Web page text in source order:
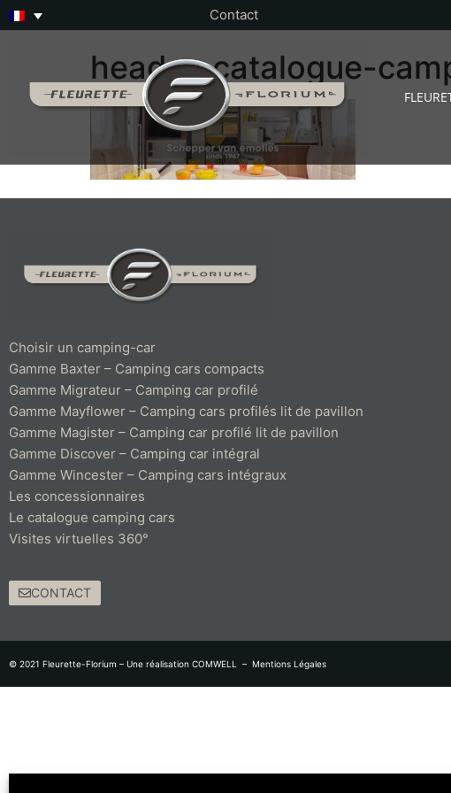
Contact
header-catalogue-
Choisir un camping-car
Gamme Baxter – Camping cars compacts
Gamme Migrateur – Camping car profilé
Gamme Mayflower – Camping cars profilés lit de pavillon
Gamme Magister – Camping car profilé lit de pavillon
Gamme Discover – Camping car intégral
Gamme Wincester – Camping cars intégraux
Les concessionnaires
Le catalogue camping cars
Visites virtuelles 360°
CONTACT
© 2021 Fleurette-Florium – Une réalisation COMWELL – Mentions Légales